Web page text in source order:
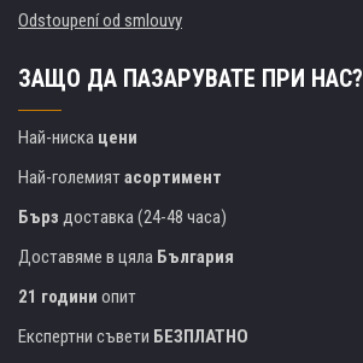
Odstoupení od smlouvy
ЗАЩО ДА ПАЗАРУВАТЕ ПРИ НАС?
Най-ниска цени
Най-големиятасортимент
Бърз доставка (24-48 часа)
Доставяме в цяла България
21 години опит
Експертни съвети БЕЗПЛАТНО